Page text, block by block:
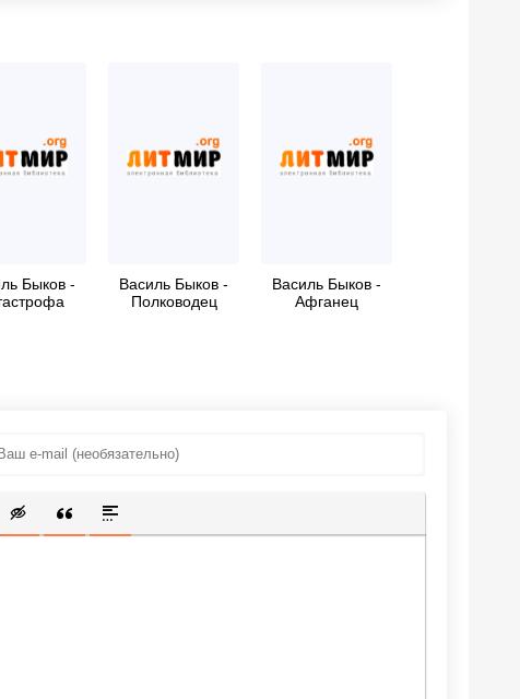
Быков -
Василь Быков -
Полководец
Василь Быков -
Афганец
ССЫЛКУ
СМАЙЛИК
ВСТАВКА СКРЫТОГО ТЕКСТА
ВСТАВКА ЦИТАТЫ
ВСТАВКА СПОЙЛЕРА